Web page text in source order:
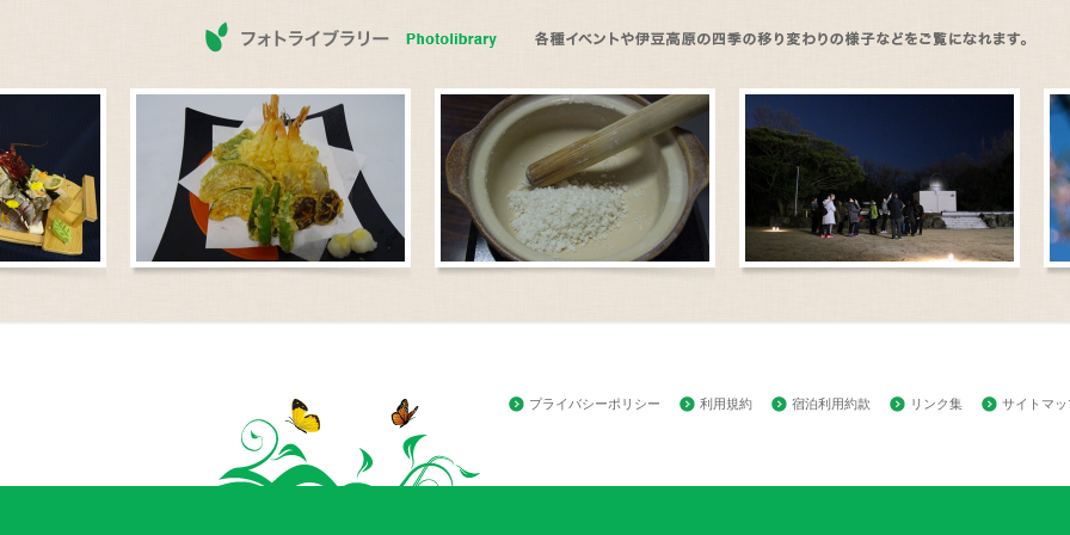
プライバシーポリシー 利用規約 宿泊利用約款 リンク集 サイトマッ
：